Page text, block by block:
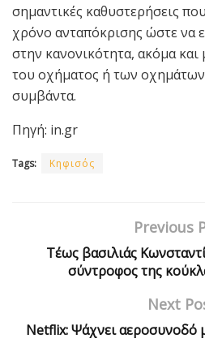
σημαντικές καθυστερήσεις
χρόνο ανταπόκρισης ώστε να
στην κανονικότητα, ακόμα
του οχήματος ή των
συμβάντα.
Πηγή: in.gr
Tags: Κηφισός
Previous
Τέως βασιλιάς
σύντροφος της
Next
Netflix: Ψάχνει αεροσυνοδό